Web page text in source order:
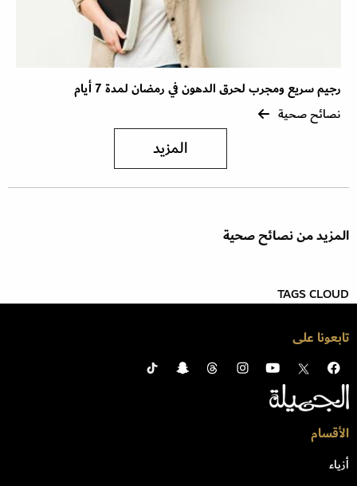
رجيم سريع ومجرب لحرق الدهون في رمضان لمدة 7 أيام
نصائح صحية
المزيد
المزيد من نصائح صحية
TAGS CLOUD
تابعونا على
الأقسام
أزياء